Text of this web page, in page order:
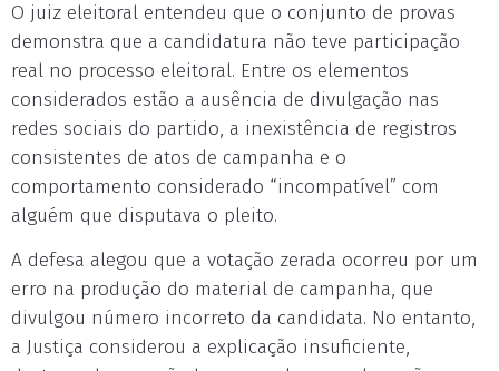
O juiz eleitoral entendeu que o conjunto de provas
demonstra que a candidatura não teve participação
real no processo eleitoral. Entre os elementos
considerados estão a ausência de divulgação nas
redes sociais do partido, a inexistência de registros
consistentes de atos de campanha e o
comportamento considerado “incompatível” com
alguém que disputava o pleito.
A defesa alegou que a votação zerada ocorreu por um
erro na produção do material de campanha, que
divulgou número incorreto da candidata. No entanto,
a Justiça considerou a explicação insuficiente,